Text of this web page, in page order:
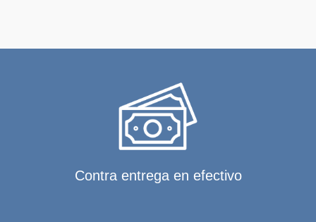
Contra entrega en efectivo